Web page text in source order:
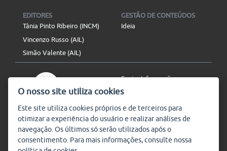
EDITORES
Tânia Pinto Ribeiro (INCM)
Vincenzo Russo (AIL)
Simão Valente (AIL)
GESTÃO DE CONTEÚDOS
Ideia
Subscrever
Enviar Informação
Aviso Legal
Mapa do site
SIGA-NOS
O nosso site utiliza cookies
Este site utilizacookies próprios e de terceiros para
otimizar a experiência do usuário e realizar análises de
navegação. Os últimos só serão utilizados após o
consentimento. Para mais informações, consulte nossa